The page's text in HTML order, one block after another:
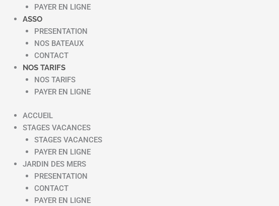
PAYER EN LIGNE
ASSO
PRESENTATION
NOS BATEAUX
CONTACT
NOS TARIFS
NOS TARIFS
PAYER EN LIGNE
ACCUEIL
STAGES VACANCES
STAGES VACANCES
PAYER EN LIGNE
JARDIN DES MERS
PRESENTATION
CONTACT
PAYER EN LIGNE